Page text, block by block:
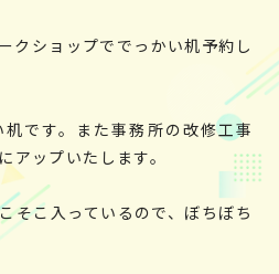
クショップででっかい机予約し
です。また事務所の改修工事
アップいたします。
そこ入っているので、ぼちぼち